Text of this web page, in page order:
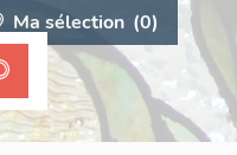
Ma sélection (0)